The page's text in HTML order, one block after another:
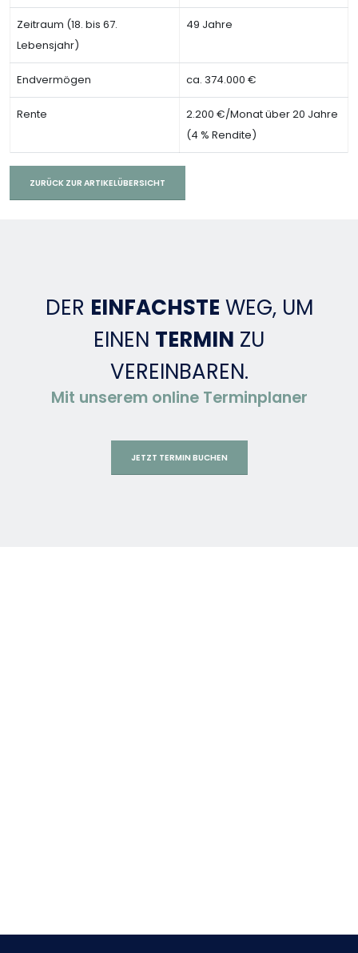
Zeitraum (18. bis 67.
Lebensjahr)
49 Jahre
Endvermögen ca. 374.000 €
Rente
2.200 €/Monat über 20 Jahre
(4 % Rendite)
ZURÜCK ZUR ARTIKELÜBERSICHT
DER EINFACHSTE WEG, UM
EINEN TERMIN ZU
VEREINBAREN.
Mit unserem online Terminplaner
JETZT TERMIN BUCHEN